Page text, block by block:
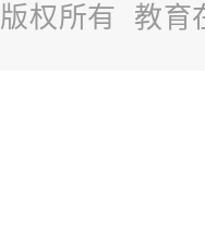
版权所有 教育